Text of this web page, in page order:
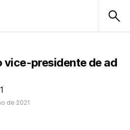
vice-presidente de ad
de 2021